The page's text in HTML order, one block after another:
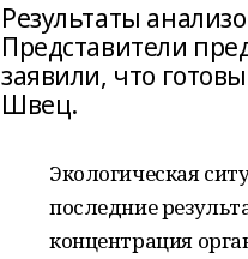
Результаты
Представители
заявили, что
Швец.
Экологическая
последние
концентрация